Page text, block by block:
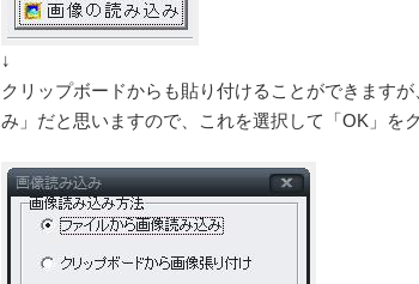
↓
クリップボードからも貼り付けることができます
み」だと思いますので、これを選択して「OK」を